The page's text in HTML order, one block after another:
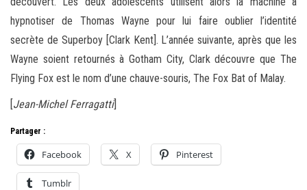
hypnotiser de Thomas Wayne pour lui faire oublier l’identité
secrète de Superboy [Clark Kent]. L’année suivante, après que les
Wayne soient retournés à Gotham City, Clark découvre que The
Flying Fox est le nom d’une chauve-souris, The Fox Bat of Malay.
Jean-Michel Ferragatti]
Partager :
Facebook X Pinterest
Tumblr